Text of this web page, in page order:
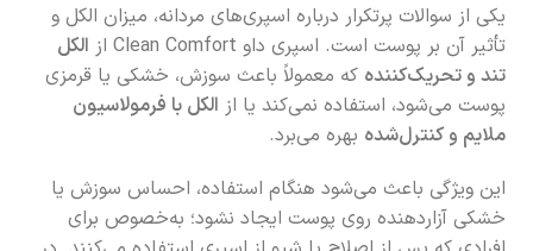
یکی از سوالات پرتکرار درباره اسپری‌های مردانه، میزان الکل و
تأثیر آن بر پوست است. اسپری داو Clean Comfort از
الکل
تند و تحریک‌کننده که معمولاً باعث سوزش، خشکی یا قرمزی
پوست می‌شود، استفاده نمی‌کند یا از الکل با فرمولاسیون
ملایم و کنترل‌شده بهره می‌برد.
این ویژگی باعث می‌شود هنگام استفاده، احساس سوزش یا
خشکی آزاردهنده روی پوست ایجاد نشود؛ به‌خصوص برای